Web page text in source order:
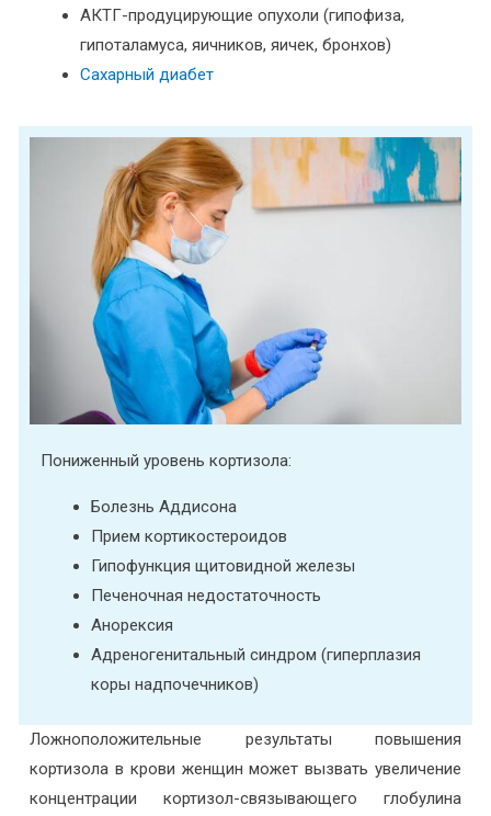
АКТГ-продуцирующие опухоли (гипофиза,
гипоталамуса, яичников, яичек, бронхов)
Сахарный диабет
Пониженный уровень кортизола:
Болезнь Аддисона
Прием кортикостероидов
Гипофункция щитовидной железы
Печеночная недостаточность
Анорексия
Адреногенитальный синдром (гиперплазия
коры надпочечников)
Ложноположительные результаты повышения
кортизола в крови женщин может вызвать увеличение
концентрации кортизол-связывающего глобулина